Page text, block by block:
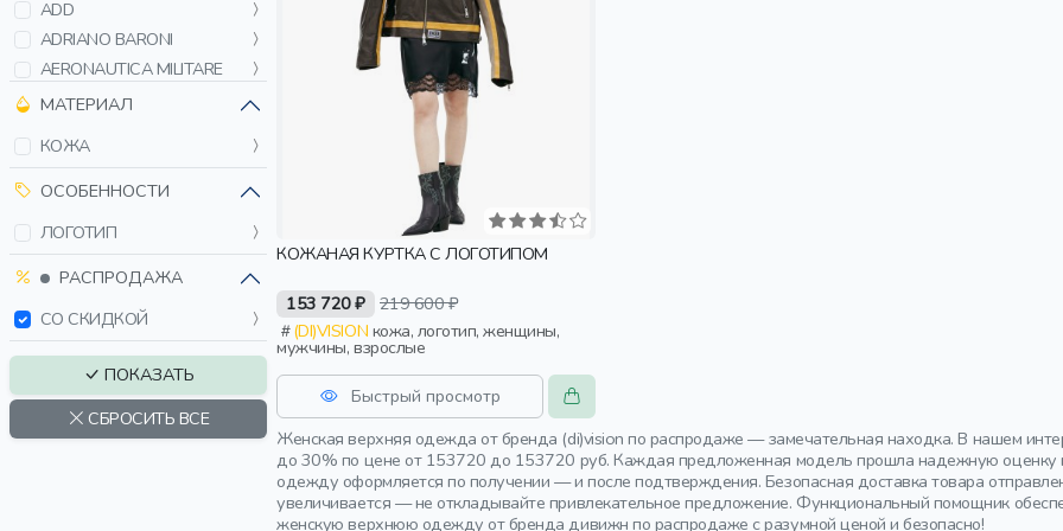
ADD
ADRIANO BARONI
AERONAUTICA MILITARE
ALAIA
ALEXANDRE VAUTHIER
AMI PARIS
BACON
BALENCIAGA
BARDINI
BLUMARINE
BOGNER
BOGNER FIRE+ICE
МАТЕРИАЛ
КОЖА
ОСОБЕННОСТИ
ЛОГОТИП
РАСПРОДАЖА
СО СКИДКОЙ
ПОКАЗАТЬ
СБРОСИТЬ ВСЕ
КОЖАНАЯ КУРТКА С ЛОГОТИПОМ
153 720 ₽ 219 600 ₽
(DI)VISION
мужчины, взрослые
Быстрый просмотр
Женская верхняя одежда от бренда (di)vision по распродаже — замечательная находка. В нашем
до 30% по цене от 153720 до 153720 руб. Каждая предложенная модель прошла надежную оценку
одежду оформляется по получении — и после подтверждения. Безопасная доставка товара
увеличивается — не откладывайте привлекательное предложение. Функциональный помощник
женскую верхнюю одежду от бренда дивижн по распродаже с разумной ценой и безопасно!